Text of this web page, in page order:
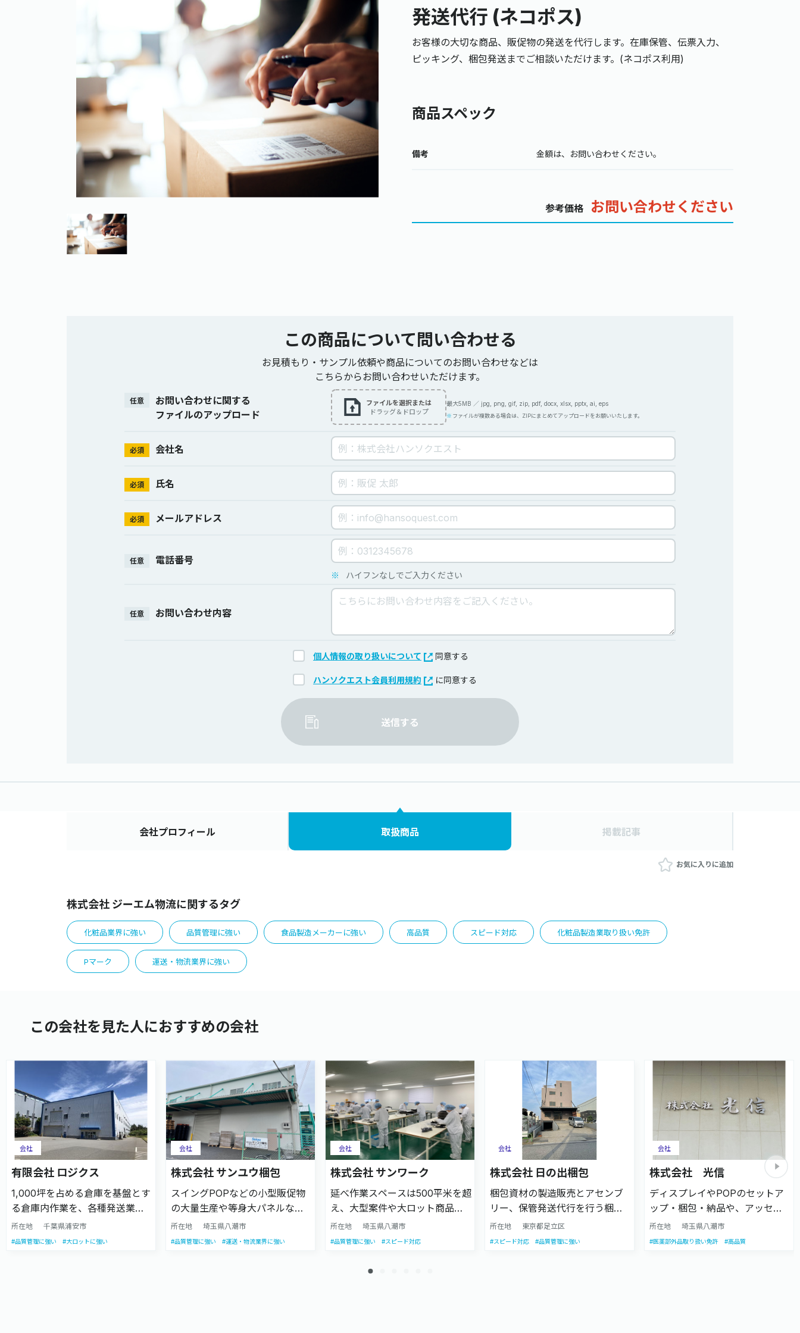
発送代行 (ネコポス)
お客様の大切な商品、販促物の発送を代行します。在庫保管、伝票入力、
ピッキング、梱包発送までご相談いただけます。(ネコポス利用)
商品スペック
備考 金額は、お問い合わせください。
参考価格 お問い合わせください
この商品について 問い合わせる
お見積もり・サンプル依頼や商品についてのお問い合わせなどは
こちらからお問い合わせいただけます。
任意
お問い合わせに関する
ファイルのアップロード
ファイルを選択または
ドラッグ＆ドロップ
最大5MB ／ jpg, png, gif, zip, pdf, docx, xlsx, pptx, ai, eps
ファイルが複数ある場合は、ZIPにまとめてアップロードをお願いいたします。
必須 会社名
必須 氏名
必須 メールアドレス
任意 電話番号
※ ハイフンなしでご入力ください
任意 お問い合わせ内容
個人情報の取り扱いについて 同意する
ハンソクエスト会員利用規約 に同意する
送信する
会社プロフィール 取扱商品 掲載記事
お気に入りに追加
株式会社 ジーエム物流に関するタグ
化粧品業界に強い 品質管理に強い 食品製造メーカーに強い 高品質 スピード対応 化粧品製造業取り扱い免許
Pマーク 運送・物流業界に強い
この会社を見た人におすすめの会社
有限会社 ロジクス
1,000坪を占める倉庫を基盤とす
る倉庫内作業を、各種発送業務
や販促ツールのアセンブリ業務
を請け負います。プライバシー
所在地 千葉県浦安市
会社
#品質管理に強い #大ロットに強い
株式会社 サンユウ梱包
スイングPOPなどの小型販促物
の大量生産や等身大パネルなど
の大型販促物製作まで、組立/梱
包が得意な会社です。また、長
所在地 埼玉県八潮市
会社
#品質管理に強い #運送・物流業界に強い
株式会社 サンワーク
延べ作業スペースは500平米を超
え、大型案件や大ロット商品の
生産に強いアセンブリー会社で
す。 八潮と越谷の2か所の作業ス
ョンを支援します。
所在地 埼玉県八潮市
会社
#品質管理に強い #スピード対応
株式会社 日の出梱包
梱包資材の製造販売とアセンブ
リー、保管発送代行を行う梱包
業務に特化した企業です。販促
資材では定番品の販売はもちろ
所在地 東京都足立区
会社
#スピード対応 #品質管理に強い
株式会社 光信
ディスプレイやPOPのセットア
ップ・梱包・納品や、アッセン
ブリ・梱包発送を手掛ける企業
です。 独自のノウハウやクリー
所在地 埼玉県八潮市
会社
#医薬部外品取り扱い免許 #高品質